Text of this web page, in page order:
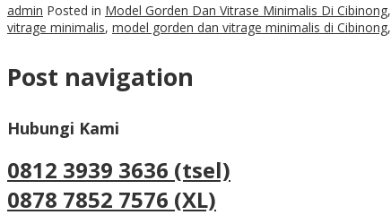
admin Posted in Model Gorden Dan Vitrase Minimalis Di Cibinong,
vitrage minimalis, model gorden dan vitrage minimalis di Cibinong,
Post navigation
Hubungi Kami
0812 3939 3636 (tsel)
0878 7852 7576 (XL)